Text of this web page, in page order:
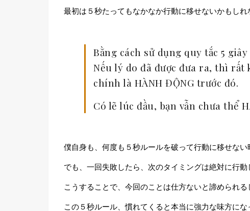
最初は５秒たってもなかなか行動に移せないかもしれ
Bằng cách sử dụng quy tắc 5
Nếu lý do đã được đưa ra, thì rất
chính là HÀNH ĐỘNG trước đó.
Có lẽ lúc đầu, bạn vẫn chưa thể
僕自身も、何度も５秒ルールを破って行動に移せない
でも、一回失敗したら、次のタイミングは絶対に行動
こうすることで、今回のことは仕方ないと諦められる
この５秒ルール、慣れてくると本当に強力な味方にな